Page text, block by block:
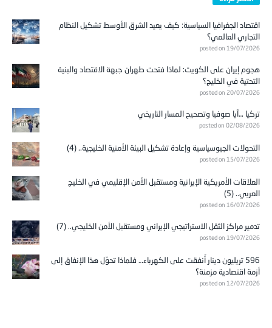
التجاري العالمي؟
posted on 19/07/2026
التحتية في الخليج؟
posted on 20/07/2026
posted on 02/08/2026
posted on 15/07/2026
العربي.. (5)
posted on 16/07/2026
posted on 19/07/2026
أزمة اقتصادية مزمنة؟
posted on 12/07/2026